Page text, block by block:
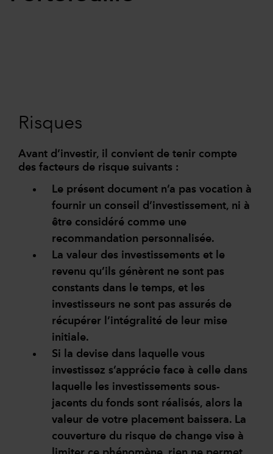
Risques
Avant d’investir, il convient de tenir compte
des facteurs de risque suivants :
Le présent document n’a pas vocation à
fournir un conseil d’investissement, ni à
être considéré comme une
recommandation personnalisée.
La valeur des investissements et le
revenu qu’ils génèrent ne sont pas
constants dans le temps, et les
investisseurs ne sont pas assurés de
récupérer l’intégralité de leur mise
initiale.
Si la devise dans laquelle vous
investissez s’apprécie face à celle dans
laquelle les investissements sous-
jacents du fonds sont réalisés, alors la
valeur de votre placement baissera. La
couverture du risque de change vise à